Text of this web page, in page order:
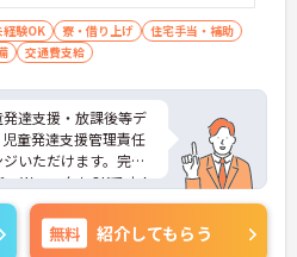
経験OK 寮・借り上げ
住宅手当・補助
交通費支給
達支援・放課後等デ
童発達支援管理責任
いただけます。完全
WワークもOKです！
も魅力です。ご興味
トなど、さらに詳細
にご相談ください！
無料 紹介してもらう